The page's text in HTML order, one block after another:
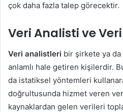
çok daha fazla talep görecektir.
Veri Analisti ve
Veri analistleri bir şirkete ya
anlamlı hale getiren kişilerdir.
da istatiksel yöntemleri
doğrultusunda hizmet veren
kaynaklardan gelen verileri